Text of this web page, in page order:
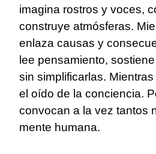
imagina rostros y voces,
construye atmósferas.
enlaza causas y
lee pensamiento,
sin simplificarlas.
el oído de la conciencia.
convocan a la vez tantos
mente humana.